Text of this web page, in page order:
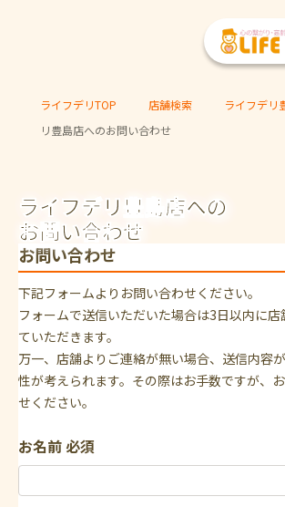
ライフデリTOP 店舗検索 ライフデリ
リ豊島店へのお問い合わせ
ライフデリ豊島店への
お問い合わせ
お問い合わせ
下記フォームよりお問い合わせください。
フォームで送信いただいた場合は3日以内に
ていただきます。
万一、店舗よりご連絡が無い場合、送信内容
性が考えられます。その際はお手数ですが、
せください。
お名前必須